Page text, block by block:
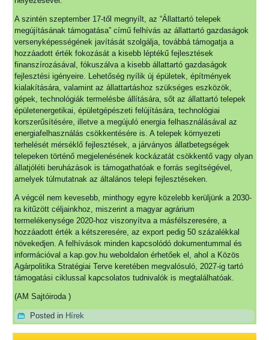
A szintén szeptember 17-től megnyílt, az “Állattartó telepek
megújításának támogatása” című felhívás az állattartó gazdaságok
versenyképességének javítását szolgálja, továbbá támogatja a
hozzáadott érték fokozását a kisebb léptékű fejlesztések
finanszírozásával, fókuszálva a kisebb állattartó gazdaságok
fejlesztési igényeire. Lehetőség nyílik új épületek, építmények
kialakítására, valamint az állattartáshoz szükséges eszközök,
gépek, technológiák termelésbe állítására, sőt az állattartó telepek
épületenergetikai, épületgépészeti felújítására, technológiai
korszerűsítésére, illetve a megújuló energia felhasználásával az
energiafelhasználás csökkentésére is. A telepek környezeti
terhelését mérséklő fejlesztések, a járványos állatbetegségek
telepeken történő megjelenésének kockázatát csökkentő vagy olyan
állatjóléti beruházások is támogathatóak e forrás segítségével,
amelyek túlmutatnak az általános telepi fejlesztéseken.
A végcél nem kevesebb, minthogy egyre közelebb kerüljünk a 2030-
ra kitűzött céljainkhoz, miszerint a magyar agrárium
termelékenysége 2020-hoz viszonyítva a másfélszeresére, a
hozzáadott érték a kétszeresére, az export pedig 50 százalékkal
növekedjen. A felhívások minden kapcsolódó dokumentummal és
információval a kap.gov.hu weboldalon érhetőek el, ahol a Közös
Agárpolitika Stratégiai Terve keretében megvalósuló, 2027-ig tartó
támogatási ciklussal kapcsolatos tudnivalók is megtalálhatóak.
(AM Sajtóiroda )
Posted in Hírek